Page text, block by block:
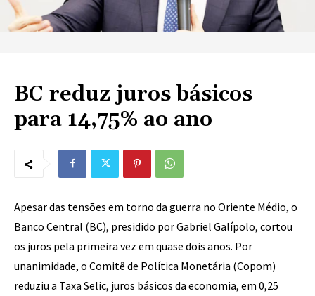
BC reduz juros básicos
para 14,75% ao ano
Apesar das tensões em torno da guerra no Oriente Médio, o
Banco Central (BC), presidido por Gabriel Galípolo, cortou
os juros pela primeira vez em quase dois anos. Por
unanimidade, o Comitê de Política Monetária (Copom)
reduziu a Taxa Selic, juros básicos da economia, em 0,25